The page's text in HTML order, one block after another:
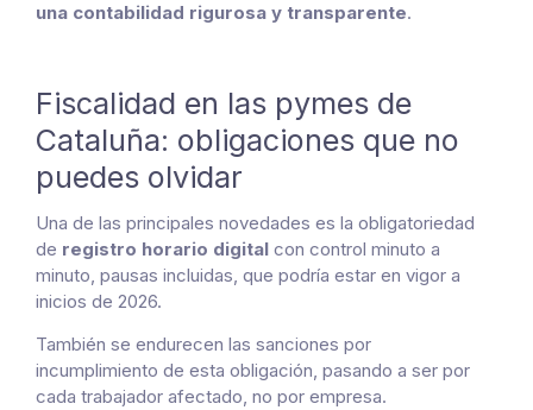
una contabilidad rigurosa y transparente.
Fiscalidad en las pymes de
Cataluña: obligaciones que no
puedes olvidar
Una de las principales novedades es la obligatoriedad
de registro horario digital con control minuto a
minuto, pausas incluidas, que podría estar en vigor a
inicios de 2026.
También se endurecen las sanciones por
incumplimiento de esta obligación, pasando a ser por
cada trabajador afectado, no por empresa.